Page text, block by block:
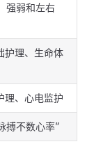
强弱和左右
护理、生命体
理、心电监护
搏不数心率”